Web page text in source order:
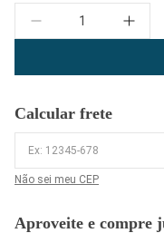
Quantidade
Calcular frete
Não sei meu CEP
Aproveite e compre